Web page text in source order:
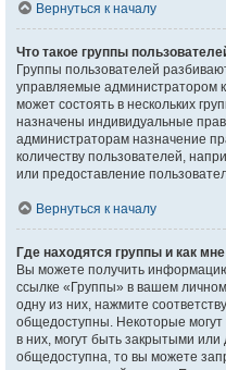
Вернуться к началу
Что такое группы
Группы пользователей
управляемые администратором
может состоять в нескольких
назначены индивидуальные
администраторам назначение
количеству пользователей,
или предоставление
Вернуться к началу
Где находятся группы и как
Вы можете получить
ссылке «Группы» в вашем
одну из них, нажмите
общедоступны. Некоторые могут
в них, могут быть закрытыми
общедоступна, то вы можете